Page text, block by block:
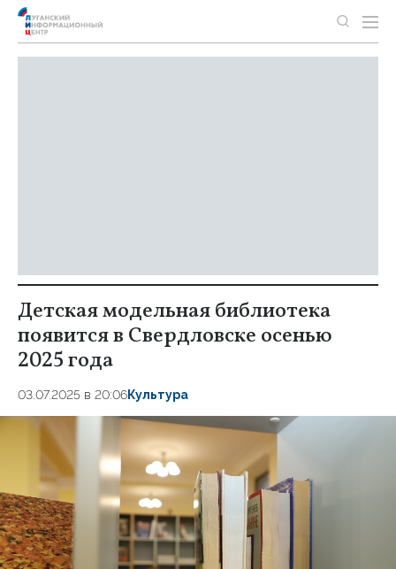
Детская модельная библиотека
появится в Свердловске осенью
2025 года
03.07.2025 в 20:06Культура